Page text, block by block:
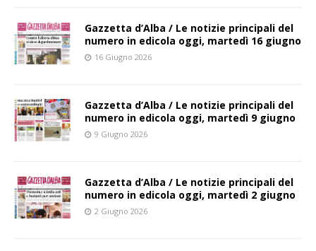
Gazzetta d’Alba / Le notizie principali del
numero in edicola oggi, martedì 16 giugno
16 Giugno 2026
Gazzetta d’Alba / Le notizie principali del
numero in edicola oggi, martedì 9 giugno
9 Giugno 2026
Gazzetta d’Alba / Le notizie principali del
numero in edicola oggi, martedì 2 giugno
2 Giugno 2026